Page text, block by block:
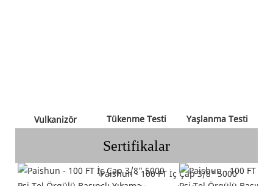
Vulkanizör Tükenme Testi Yaşlanma Testi
Sertifikalar